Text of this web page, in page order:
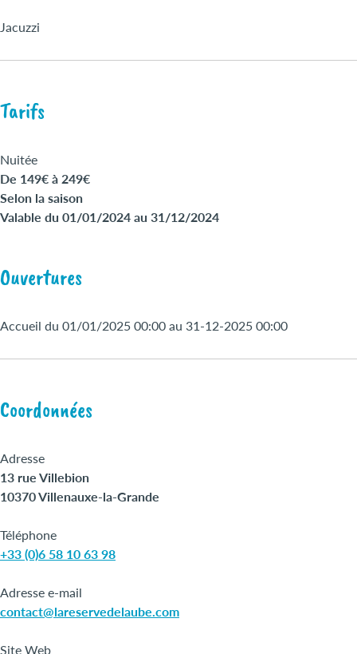
Jacuzzi
Tarifs
Nuitée
De 149€ à 249€
Selon la saison
Valable du 01/01/2024 au 31/12/2024
Ouvertures
Accueil du 01/01/2025 00:00 au 31-12-2025 00:00
Coordonnées
Adresse
13 rue Villebion
10370 Villenauxe-la-Grande
Téléphone
+33 (0)6 58 10 63 98
Adresse e-mail
contact@lareservedelaube.com
Site Web